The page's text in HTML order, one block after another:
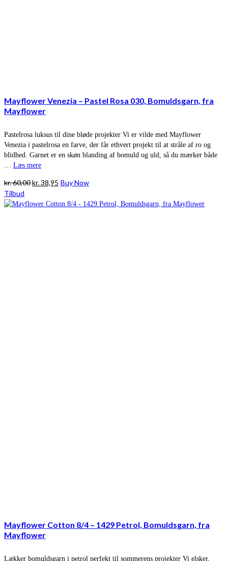
Mayflower Venezia – Pastel Rosa 030, Bomuldsgarn, fra
Mayflower
Pastelrosa luksus til dine bløde projekter Vi er vilde med Mayflower
Venezia i pastelrosa en farve, der får ethvert projekt til at stråle af ro og
blidhed. Garnet er en skøn blanding af bomuld og uld, så du mærker både
… Læs mere
kr.60,00Den
pris
kr.38,95 Den
pris
Buy Now
Tilbud
Mayflower Cotton 8/4 – 1429 Petrol, Bomuldsgarn, fra
Mayflower
Lækker bomuldsgarn i petrol perfekt til sommerens projekter Vi elsker,